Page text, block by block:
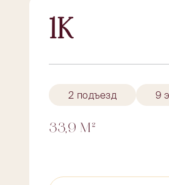
1К
2 подъезд 9
33,9 М²